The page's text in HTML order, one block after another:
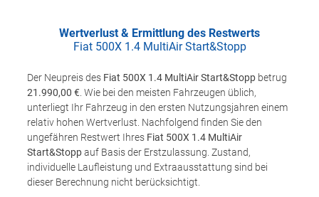
Wertverlust & Ermittlung des Restwerts
Fiat 500X 1.4 MultiAir Start&Stopp
Der Neupreis des Fiat 500X 1.4 MultiAir Start&Stopp betrug
21.990,00 € . Wie bei den meisten Fahrzeugen üblich,
unterliegt Ihr Fahrzeug in den ersten Nutzungsjahren einem
relativ hohen Wertverlust. Nachfolgend finden Sie den
ungefähren Restwert Ihres Fiat 500X 1.4 MultiAir
Start&Stoppauf Basis der Erstzulassung. Zustand,
individuelle Laufleistung und Extraausstattung sind bei
dieser Berechnung nicht berücksichtigt.